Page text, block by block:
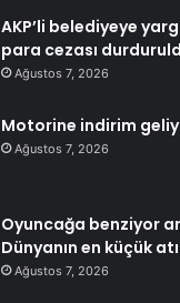
AKP’li belediyeye
para cezası
Ağustos 7, 2026
Motorine indirim
Ağustos 7, 2026
Oyuncağa benziyor
Dünyanın en küçük
Ağustos 7, 2026